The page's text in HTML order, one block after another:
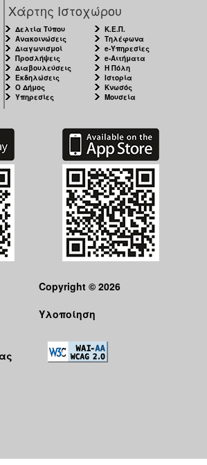
Χάρτης Ιστοχώρου
Δελτία Τύπου
Ανακοινώσεις
Διαγωνισμοί
Προσλήψεις
Διαβουλεύσεις
Εκδηλώσεις
Ο Δήμος
Υπηρεσίες
Κ.Ε.Π.
Τηλέφωνα
e-Υπηρεσίες
e-Αιτήματα
Η Πόλη
Ιστορία
Κνωσός
Μουσεία
Copyright © 2026
Υλοποίηση